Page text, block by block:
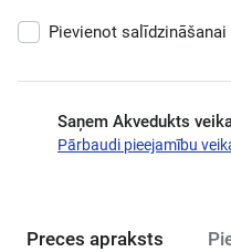
Preces apraksts
Pievienot salīdzināšanai
Saņem Akvedukts
Pārbaudi pieejamību